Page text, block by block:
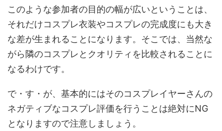
このような参加者の目的の幅が広いということは、
それだけコスプレ衣装やコスプレの完成度にも大き
な差が生まれることになります。そこでは、当然な
がら隣のコスプレとクオリティを比較されることに
なるわけです。
で・す・が、基本的にはそのコスプレイヤーさんの
ネガティブなコスプレ評価を行うことは絶対にNG
となりますので注意しましょう。